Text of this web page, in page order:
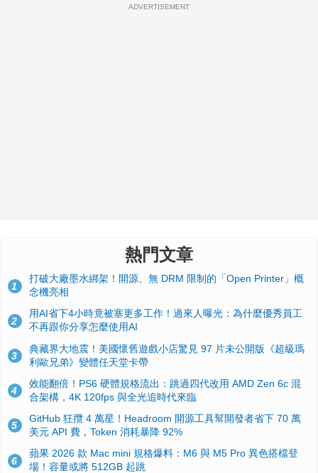
ADVERTISEMENT
熱門文章
1
打破大廠墨水綁架！開源、無 DRM 限制的「Open Printer」概
念機亮相
2
用AI省下4小時竟被塞更多工作！過來人曝光：為什麼優秀員工
不再跟你分享怎麼使用AI
3
典藏界大地震！美國懷舊遊戲小店驚見 97 片未公開版《超級瑪
利歐兄弟》變體任天堂卡帶
4
效能翻倍！PS6 硬體規格流出：跳過四代改用 AMD Zen 6c 混
合架構，4K 120fps 與全光追時代來臨
5
GitHub 狂攬 4 萬星！Headroom 開源工具幫開發者省下 70 萬
美元 API 費，Token 消耗暴降 92%
6
蘋果 2026 款 Mac mini 規格爆料：M6 與 M5 Pro 異色搭檔登
場！容量或將 512GB 起跳